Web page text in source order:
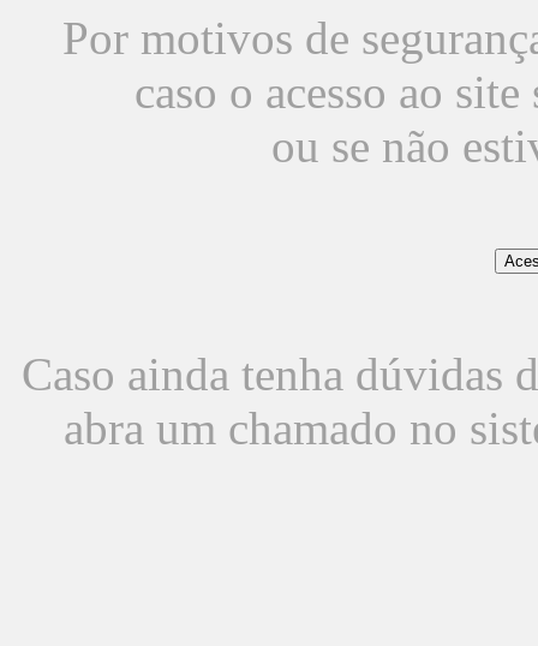
Por motivos de
caso o acesso ao
ou se não
Caso ainda tenha dúvidas
abra um chamado no